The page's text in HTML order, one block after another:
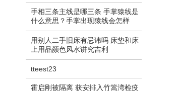
手相三条主线是哪三条 手掌猿线是
什么意思？手掌出现猿线会怎样
用别人二手旧床有忌讳吗 床垫和床
上用品颜色风水讲究吉利
tteest23
霍启刚被隔离 获安排入竹篙湾检疫